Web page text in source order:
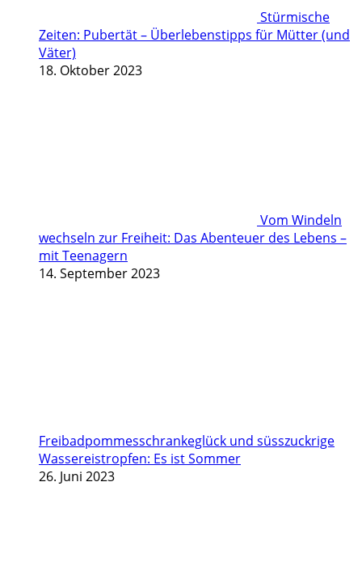
Stürmische
Zeiten: Pubertät – Überlebenstipps für Mütter (und
Väter)
18. Oktober 2023
Vom Windeln
wechseln zur Freiheit: Das Abenteuer des Lebens –
mit Teenagern
14. September 2023
Freibadpommesschrankeglück und süsszuckrige
Wassereistropfen: Es ist Sommer
26. Juni 2023